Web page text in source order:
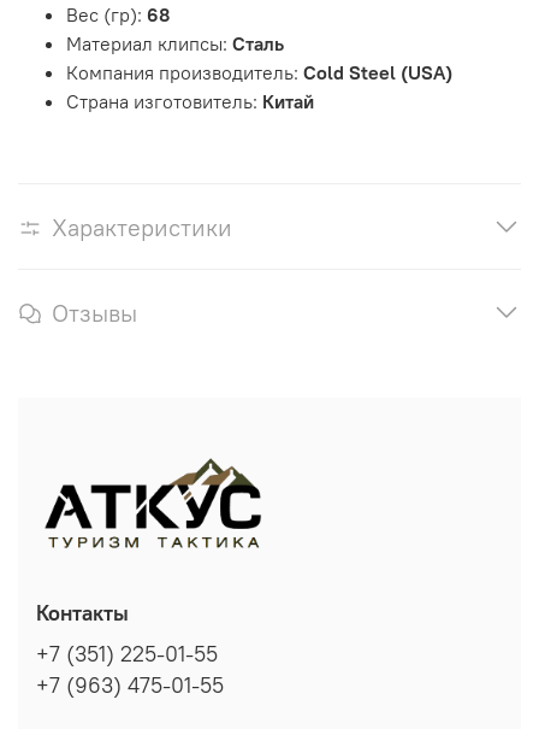
Вес (гр): 68
Материал клипсы: Сталь
Компания производитель: Cold Steel (USA)
Страна изготовитель: Китай
Характеристики
Отзывы
Контакты
+7 (351) 225-01-55
+7 (963) 475-01-55